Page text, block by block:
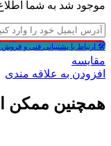
موجود شد به شما
🎁انتخاب هدیه در سبد خرید بالای 500,000 تومان
🛠 ارتباط با پشتیبانی فنی و فروش
مقايسه
افزودن به علاقه مندی
همچنین ممکن